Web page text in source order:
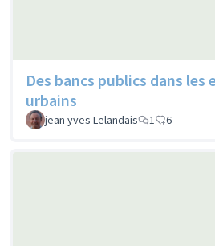
Des bancs publics dans les
urbains
jean yves Lelandais 1 6